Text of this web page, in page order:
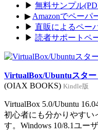
▶ 無料サンプル
▶ Amazonでペーパ
▶ 直販によるペー
▶ 読者サポートペ
VirtualBox/Ubuntuスタ
(OIAX BOOKS) Kindle版
VirtualBox 5.0/Ubuntu
初心者にも分かりやすい
す。Windows 10/8.1ユー